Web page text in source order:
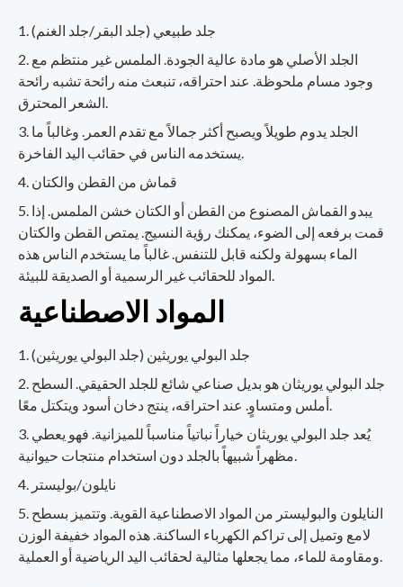
جلد طبيعي (جلد البقر/جلد الغنم)
الجلد الأصلي هو مادة عالية الجودة. الملمس غير منتظم مع
وجود مسام ملحوظة. عند احتراقه، تنبعث منه رائحة تشبه رائحة
الشعر المحترق.
الجلد يدوم طويلاً ويصبح أكثر جمالاً مع تقدم العمر. وغالباً ما
يستخدمه الناس في حقائب اليد الفاخرة.
قماش من القطن والكتان
يبدو القماش المصنوع من القطن أو الكتان خشن الملمس. إذا
قمت برفعه إلى الضوء، يمكنك رؤية النسيج. يمتص القطن والكتان
الماء بسهولة ولكنه قابل للتنفس. غالباً ما يستخدم الناس هذه
المواد للحقائب غير الرسمية أو الصديقة للبيئة.
المواد الاصطناعية
جلد البولي يوريثين (جلد البولي يوريثين)
جلد البولي يوريثان هو بديل صناعي شائع للجلد الحقيقي. السطح
أملس ومتساوٍ. عند احتراقه، ينتج دخان أسود ويتكتل معًا.
يُعد جلد البولي يوريثان خياراً نباتياً مناسباً للميزانية. فهو يعطي
مظهراً شبيهاً بالجلد دون استخدام منتجات حيوانية.
نايلون/بوليستر
النايلون والبوليستر من المواد الاصطناعية القوية. وتتميز بسطح
لامع وتميل إلى تراكم الكهرباء الساكنة. هذه المواد خفيفة الوزن
ومقاومة للماء، مما يجعلها مثالية لحقائب اليد الرياضية أو العملية.